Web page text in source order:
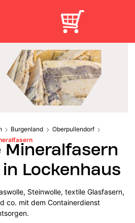
Burgenland
Oberpullendorf
Mineralfasern
Lockenhaus
Steinwolle, textile Glasfasern,
co. mit dem Containerdienst